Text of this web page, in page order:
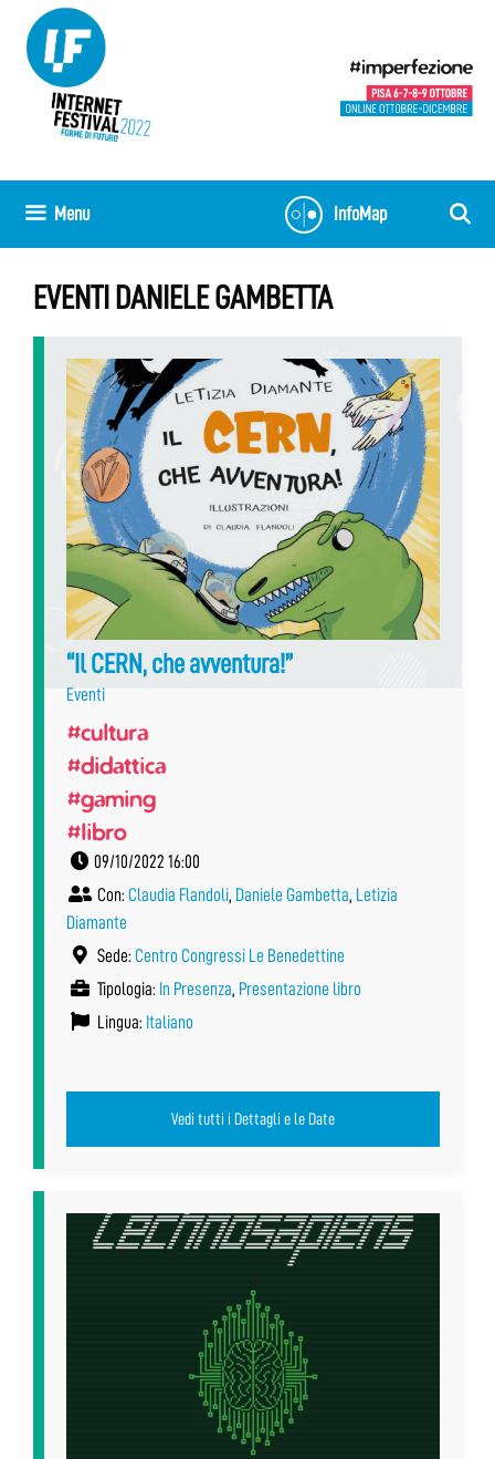
contenuto
InfoMap
Menu
EVENTI DANIELE GAMBETTA
“Il CERN, che avventura!”
Eventi
#cultura
#didattica
#gaming
#libro
09/10/2022 16:00
Con: Claudia Flandoli, Daniele Gambetta, Letizia
Diamante
Sede: Centro Congressi Le Benedettine
Tipologia: In Presenza, Presentazione libro
Lingua: Italiano
Vedi tutti i Dettagli e le Date